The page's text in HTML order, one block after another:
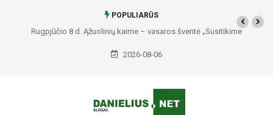
POPULIARŪS
Rugpjūčio 8 d. Ąžuolinių kaime – vasaros šventė „Susitikime
Ąžuoliniuose“
2026-08-06